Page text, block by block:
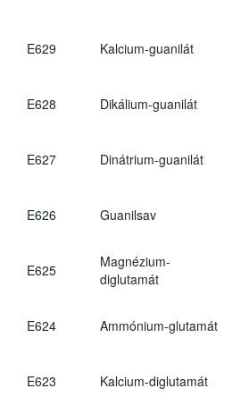
E629 Kalcium-guanilát
E628 Dikálium-guanilát
E627 Dinátrium-guanilát
E626 Guanilsav
E625
Magnézium-
diglutamát
E624 Ammónium-glutamát
E623 Kalcium-diglutamát